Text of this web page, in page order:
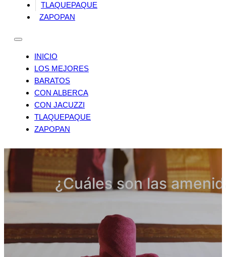
TLAQUEPAQUE
ZAPOPAN
INICIO
LOS MEJORES
BARATOS
CON ALBERCA
CON JACUZZI
TLAQUEPAQUE
ZAPOPAN
¿Cuáles son las